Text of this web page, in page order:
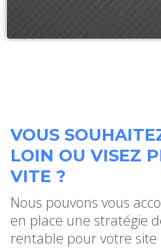
VOUS
LOIN OU VISEZ
VITE ?
Nous pouvons vous
en place une stratégie
rentable pour votre